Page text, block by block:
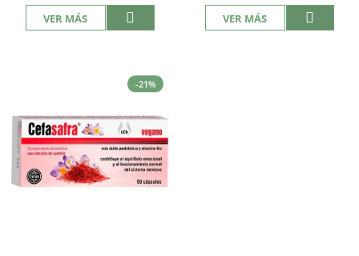
VER MÁS VER MÁS
-21%